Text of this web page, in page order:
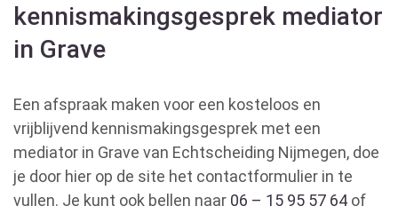
kennismakingsgesprek mediator
in Grave
Een afspraak maken voor een kosteloos en
vrijblijvend kennismakingsgesprek met een
mediator in Grave van Echtscheiding Nijmegen, doe
je door hier op de site het contactformulier in te
vullen. Je kunt ook bellen naar 06 – 15 95 57 64 of